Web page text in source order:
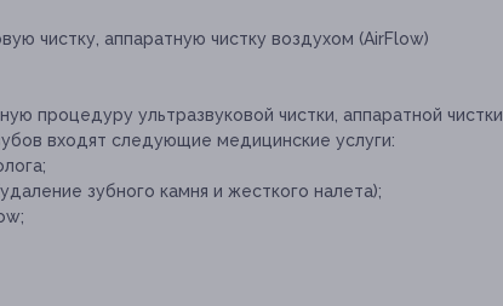
чистку, аппаратную чистку воздухом (AirFlow)
процедуру ультразвуковой чистки, аппаратной чистки
входят следующие медицинские услуги:
зубного камня и жесткого налета);